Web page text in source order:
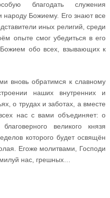
благодать служения
Божиему. Его знают все
иных религий, среди
опыте смог убедиться в его
обо всех, взывающих к
вновь обратимся к славному
наших внутренних и
о трудах и заботах, а вместе
нас с вами объединяет: о
великого князя
которого будет освящён
Егоже молитвами, Господи
нас, грешных…